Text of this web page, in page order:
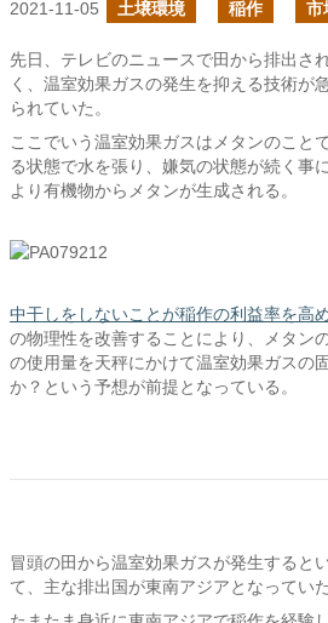
2021-11-05 土壌環境 稲作 市
先日、テレビのニュースで田から排出さ
く、温室効果ガスの発生を抑える技術が
られていた。
ここでいう温室効果ガスはメタンのこと
る状態で水を張り、嫌気の状態が続く事
より有機物からメタンが生成される。
中干しをしないことが稲作の利益率を高
の物理性を改善することにより、メタン
の使用量を天秤にかけて温室効果ガスの
か？という予想が前提となっている。
冒頭の田から温室効果ガスが発生すると
て、主な排出国が東南アジアとなっていた